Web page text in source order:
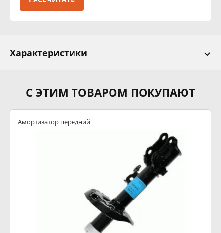
Характеристики
С ЭТИМ ТОВАРОМ ПОКУПАЮТ
Амортизатор передний